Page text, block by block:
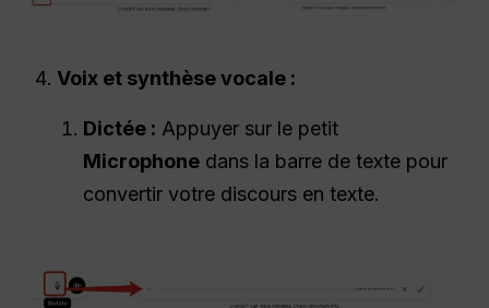
Voix et synthèse vocale :
Dictée : Appuyer sur le petit
Microphone dans la barre de texte pour
convertir votre discours en texte.